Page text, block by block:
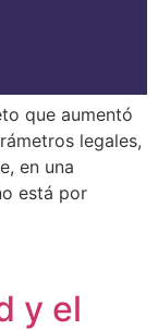
que aumentó
legales,
en una
está por
y el